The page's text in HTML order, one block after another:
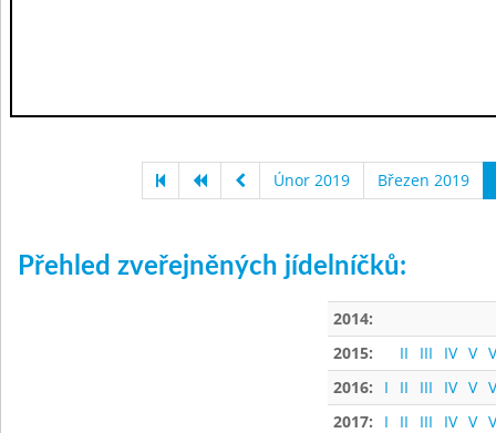
Únor 2019 Březen 2019
Přehled zveřejněných jídelníčků:
2014:
2015:
II III IV V
2016:
I II III IV V
2017:
I II III IV V